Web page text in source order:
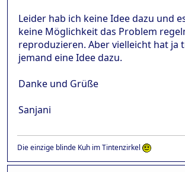
Leider hab ich keine Idee dazu und
keine Möglichkeit das Problem
reproduzieren. Aber vielleicht hat ja
jemand eine Idee dazu.
Danke und Grüße
Sanjani
Die einzige blinde Kuh im Tintenzirkel